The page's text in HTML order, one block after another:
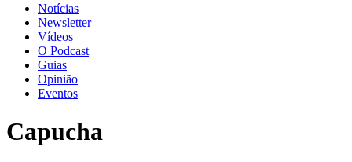
Notícias
Newsletter
Vídeos
O Podcast
Guias
Opinião
Eventos
Capucha